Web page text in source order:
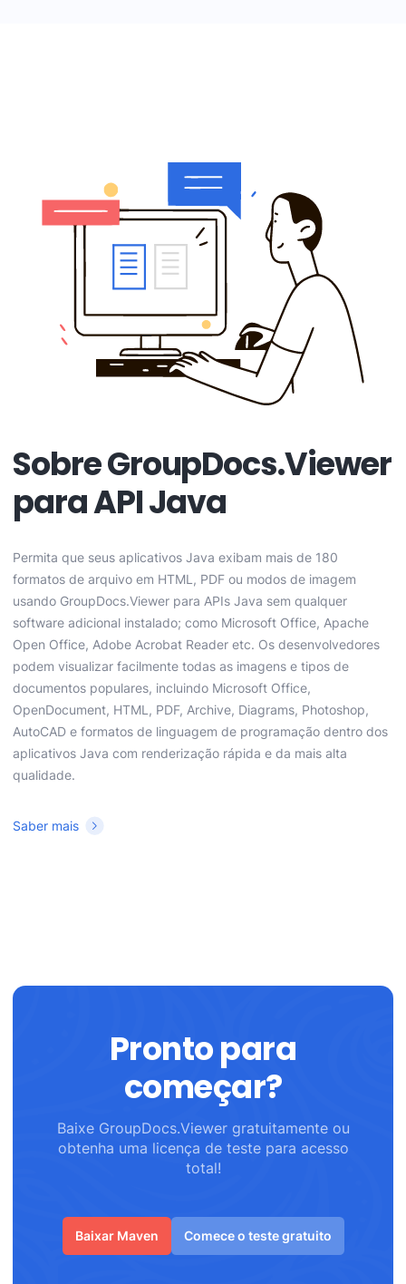
Sobre GroupDocs.Viewer
para API Java
Permita que seus aplicativos Java exibam mais de 180
formatos de arquivo em HTML, PDF ou modos de imagem
usando GroupDocs.Viewer para APIs Java sem qualquer
software adicional instalado; como Microsoft Office, Apache
Open Office, Adobe Acrobat Reader etc. Os desenvolvedores
podem visualizar facilmente todas as imagens e tipos de
documentos populares, incluindo Microsoft Office,
OpenDocument, HTML, PDF, Archive, Diagrams, Photoshop,
AutoCAD e formatos de linguagem de programação dentro dos
aplicativos Java com renderização rápida e da mais alta
qualidade.
Saber mais
Pronto para
começar?
Baixe GroupDocs.Viewer gratuitamente ou
obtenha uma licença de teste para acesso
total!
Baixar Maven Comece o teste gratuito